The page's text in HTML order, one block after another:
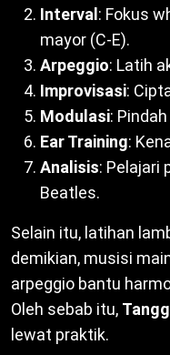
Interval : Fokus
mayor (C-E).
Arpeggio: Latih
Improvisasi:
Modulasi:
Ear Training:
Analisis: Pelajari
Beatles.
Selain itu, latihan
demikian, musisi
arpeggio bantu
Oleh sebab itu,
lewat praktik.